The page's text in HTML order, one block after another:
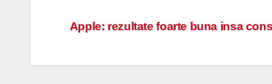
Navigare
Apple: rezultate foarte buna insa